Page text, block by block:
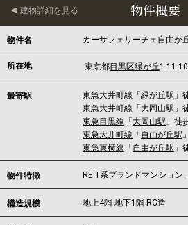
物件概要
建物詳細を見る
物件名 カーサフェリーチェ自由が
所在地 東京都目黒区緑が丘1-11-10
最寄駅 東急大井町線 「緑が丘駅 」
東急大井町線 「 大岡山駅 」
東急目黒線 「 大岡山駅 」徒
東急大井町線 「 自由が丘駅
東急東横線 「 自由が丘駅 」
物件特徴 REIT系ブランドマンション
構造規模 地上4階 地下1階 RC造